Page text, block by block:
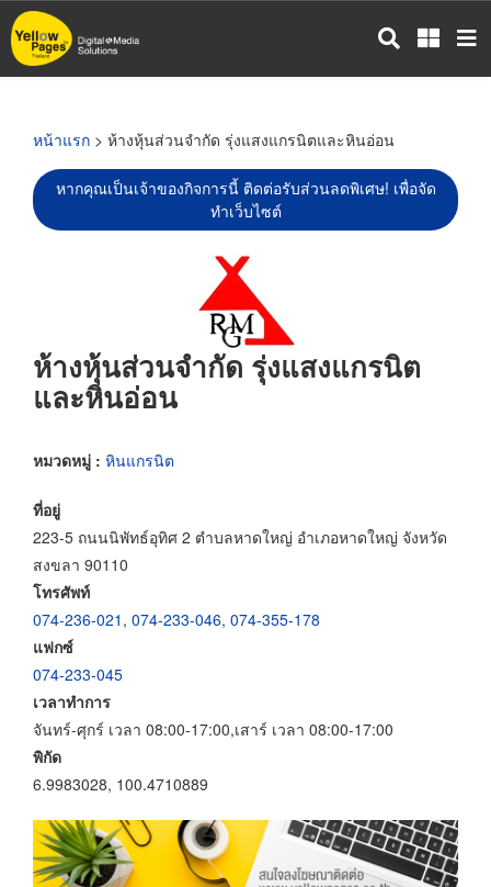
ข้าม
ไป
หน้าแรก > ห้างหุ้นส่วนจำกัด รุ่งแสงแกรนิตและหินอ่อน
หากคุณเป็นเจ้าของกิจการนี้ ติดต่อรับส่วนลดพิเศษ! เพื่อจัด
ทำเว็บไซต์
ห้างหุ้นส่วนจำกัด รุ่งแสงแกรนิต
และหินอ่อน
หมวดหมู่ : หินแกรนิต
ที่อยู่
223-5 ถนนนิพัทธ์อุทิศ 2 ตำบลหาดใหญ่ อำเภอหาดใหญ่ จังหวัด
สงขลา 90110
โทรศัพท์
074-236-021 , 074-233-046, 074-355-178
แฟกซ์
074-233-045
เวลาทำการ
จันทร์-ศุกร์ เวลา 08:00-17:00,เสาร์ เวลา 08:00-17:00
พิกัด
6.9983028, 100.4710889